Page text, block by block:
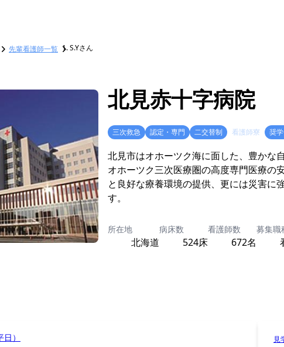
先輩看護師一覧 S.Yさん
北見赤十字病院
三次救急 認定・専門 二交替制 看護師寮 奨
北見市はオホーツク海に面した、豊かな
オホーツク三次医療圏の高度専門医療の
と良好な療養環境の提供、更には災害に
す。
所在地
北海道
病床数
524床
看護師数
672名
募集職
） 見